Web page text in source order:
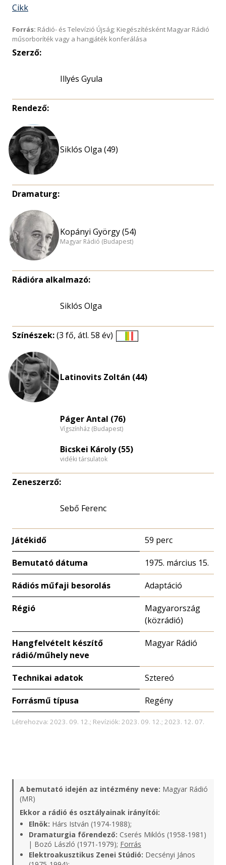
Cikk
Forrás: Rádió- és Televízió Újság; Kiegészítésként Magyar Rádió
műsorboríték vagy a hangjáték konferálása
Szerző:
Illyés Gyula
Rendező:
Siklós Olga (49)
Dramaturg:
Kopányi György (54)
Magyar Rádió (Budapest)
Rádióra alkalmazó:
Siklós Olga
Színészek:(3 fő, átl. 58 év)
Latinovits Zoltán (44)
Páger Antal (76)
Vígszínház (Budapest)
Bicskei Károly (55)
vidéki társulatok
Zeneszerző:
Sebő Ferenc
Játékidő 59 perc
Bemutató dátuma 1975. március 15.
Rádiós műfaji besorolás Adaptáció
Régió
Magyarország
(közrádió)
Hangfelvételt készítő
rádió/műhely neve
Magyar Rádió
Technikai adatok Sztereó
Forrásmű típusa Regény
Létrehozva: 2023. 09. 12.; Revíziók: 2023. 09. 12.; 2023. 12. 07.
A bemutató idején az intézmény neve: Magyar Rádió
(MR)
Ekkor a rádió és osztályainak irányítói:
Elnök: Hárs István (1974-1988);
Dramaturgia főrendező: Cserés Miklós (1958-1981)
| Bozó László (1971-1979); Forrás
Elektroakusztikus Zenei Stúdió: Decsényi János